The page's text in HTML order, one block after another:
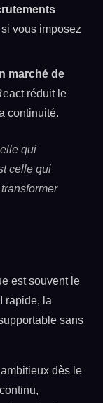
vous imposez
marché de
réduit le
continuité.
qui
celle qui
est souvent le
rapide, la
sans
dès le